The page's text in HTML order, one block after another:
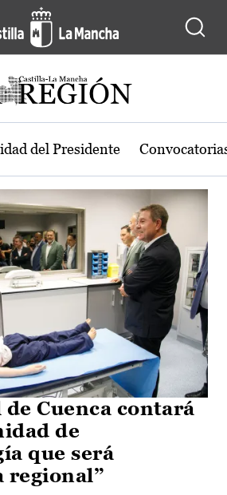
la región de Castilla-
del Presidente
Cuenca contará
de
que será
regional”